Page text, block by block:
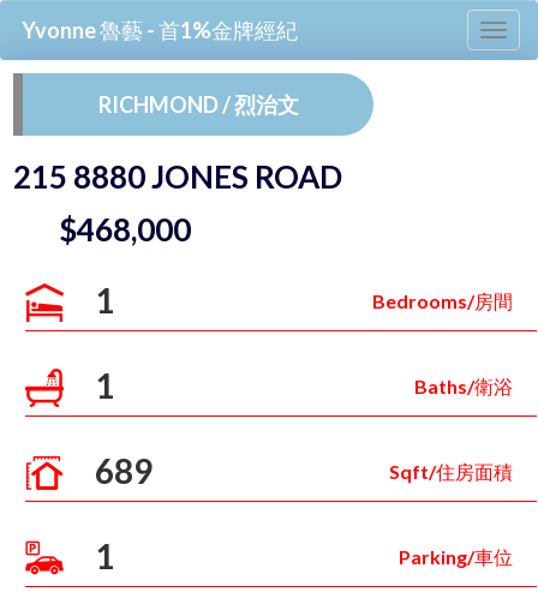
Yvonne 魯藝 - 首1%金牌經紀
RICHMOND / 烈治文
215 8880 JONES ROAD
$468,000
1 Bedrooms/房間
1 Baths/衛浴
689 Sqft/住房面積
1 Parking/車位